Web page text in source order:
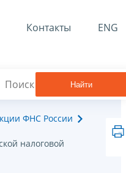
Контакты ENG
Найти
ФНС России
налоговой